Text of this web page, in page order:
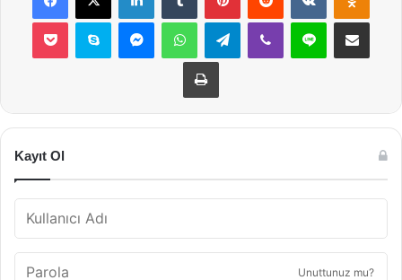
Pocket Skype MessengerWhatsAppTelegramViber Line E-Posta ile
Yazdır
Kayıt Ol
Unuttunuz mu?